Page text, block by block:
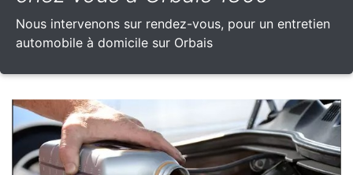
Nous intervenons sur rendez-vous, pour un entretien
automobile à domicile sur Orbais